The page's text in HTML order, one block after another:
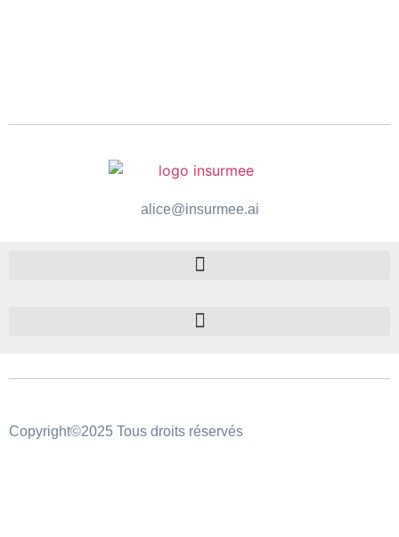
alice@insurmee.ai
Copyright©2025 Tous droits réservés